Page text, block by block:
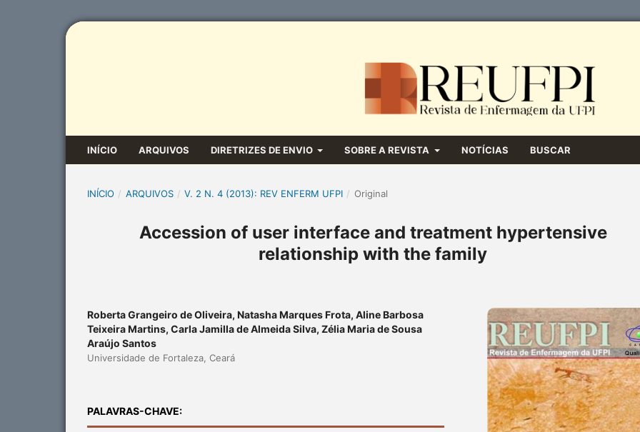
INÍCIO ARQUIVOS DIRETRIZES DE ENVIO SOBRE A REVISTA NOTÍCIAS BUSCAR
INÍCIO / ARQUIVOS / V. 2 N. 4 (2013): REV ENFERM UFPI / Original
Accession of user interface and treatment hypertensive
relationship with the family
Roberta Grangeiro de Oliveira, Natasha Marques Frota, Aline Barbosa
Teixeira Martins, Carla Jamilla de Almeida Silva, Zélia Maria de Sousa
Araújo Santos
Universidade de Fortaleza, Ceará
PALAVRAS-CHAVE: